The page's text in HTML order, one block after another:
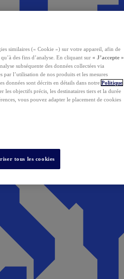
similaires (« Cookie ») sur votre appareil, afin de
des fins d’analyse. En cliquant sur « J’accepte »
subséquente des données collectées via
par l’utilisation de nos produits et les mesures
données sont décrits en détails dans notre Politique
les objectifs précis, les destinataires tiers et la durée
vous pouvez adapter le placement de cookies
tous les cookies